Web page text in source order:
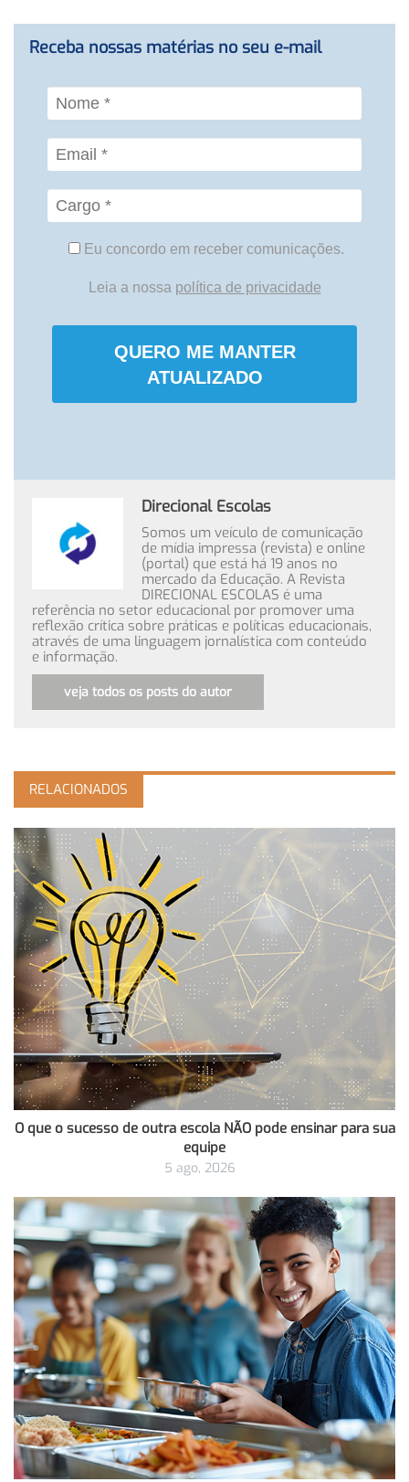
Receba nossas matérias no seu e-mail
Eu concordo em receber comunicações.
Leia a nossa política de privacidade
QUERO ME MANTER
ATUALIZADO
Direcional Escolas
Somos um veículo de comunicação
de mídia impressa (revista) e online
(portal) que está há 19 anos no
mercado da Educação. A Revista
DIRECIONAL ESCOLAS é uma
referência no setor educacional por promover uma
reflexão crítica sobre práticas e políticas educacionais,
através de uma linguagem jornalística com conteúdo
e informação.
veja todos os posts do autor
RELACIONADOS
O que o sucesso de outra escola NÃO pode ensinar para sua
equipe
5 ago, 2026